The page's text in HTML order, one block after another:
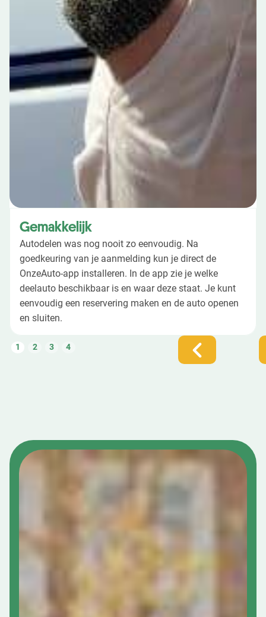
Gemakkelijk
Autodelen was nog nooit zo eenvoudig. Na
goedkeuring van je aanmelding kun je direct de
OnzeAuto-app installeren. In de app zie je welke
deelauto beschikbaar is en waar deze staat. Je kunt
eenvoudig een reservering maken en de auto openen
en sluiten.
1 2 3 4